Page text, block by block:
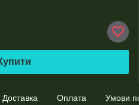
Доставка Оплата Умови